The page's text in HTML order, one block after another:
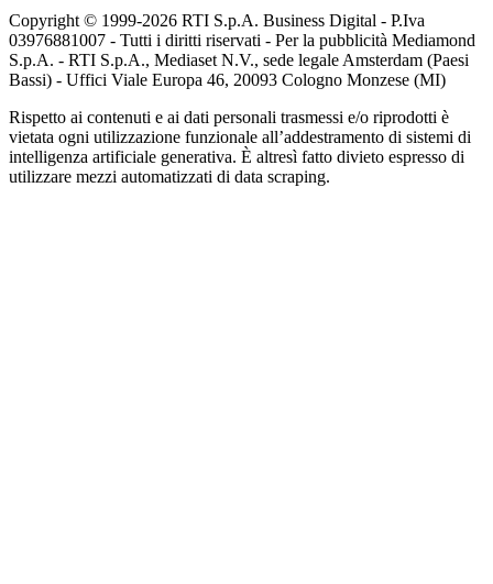
Copyright © 1999-2026 RTI S.p.A. Business Digital - P.Iva
03976881007 - Tutti i diritti riservati - Per la pubblicità Mediamond
S.p.A. - RTI S.p.A., Mediaset N.V., sede legale Amsterdam (Paesi
Bassi) - Uffici Viale Europa 46, 20093 Cologno Monzese (MI)
Rispetto ai contenuti e ai dati personali trasmessi e/o riprodotti è
vietata ogni utilizzazione funzionale all’addestramento di sistemi di
intelligenza artificiale generativa. È altresì fatto divieto espresso di
utilizzare mezzi automatizzati di data scraping.